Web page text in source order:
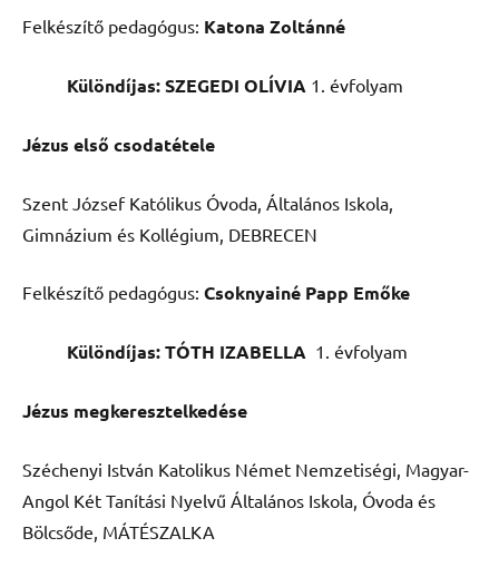
Felkészítő pedagógus: Katona Zoltánné
Különdíjas:SZEGEDI OLÍVIA 1. évfolyam
Jézus első csodatétele
Szent József Katólikus Óvoda, Általános Iskola,
Gimnázium és Kollégium, DEBRECEN
Felkészítő pedagógus: Csoknyainé Papp Emőke
Különdíjas:TÓTH IZABELLA 1. évfolyam
Jézus megkeresztelkedése
Széchenyi István Katolikus Német Nemzetiségi, Magyar-
Angol Két Tanítási Nyelvű Általános Iskola, Óvoda és
Bölcsőde, MÁTÉSZALKA